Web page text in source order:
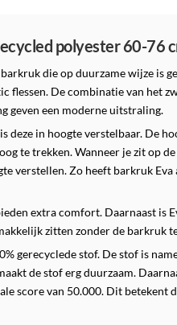
polyester 60-76
die op duurzame wijze is
flessen. De combinatie van het
geven een moderne uitstraling.
deze in hoogte verstelbaar. De
te trekken. Wanneer je zit op
verstellen. Zo heeft barkruk
extra comfort. Daarnaast is
zitten zonder de barkruk
gerecyclede stof. De stof is
de stof erg duurzaam.
score van 50.000. Dit betekent